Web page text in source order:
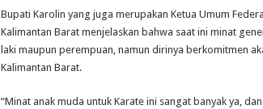
Bupati Karolin yang juga merupakan Ketua Umum
Kalimantan Barat menjelaskan bahwa saat ini minat
laki maupun perempuan, namun dirinya berkomitmen
Kalimantan Barat.
“Minat anak muda untuk Karate ini sangat banyak ya,